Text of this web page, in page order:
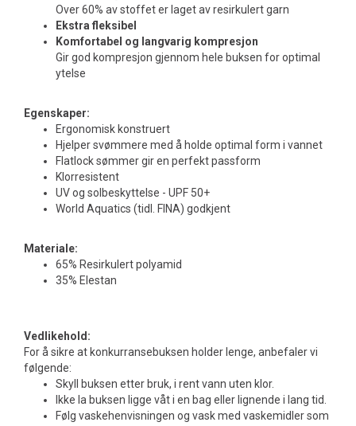
Over 60% av stoffet er laget av resirkulert garn
Ekstra fleksibel
Komfortabel og langvarig kompresjon
Gir god kompresjon gjennom hele buksen for optimal
ytelse
Egenskaper:
Ergonomisk konstruert
Hjelper svømmere med å holde optimal form i vannet
Flatlock sømmer gir en perfekt passform
Klorresistent
UV og solbeskyttelse - UPF 50+
World Aquatics (tidl. FINA) godkjent
Materiale:
65% Resirkulert polyamid
35% Elestan
Vedlikehold:
For å sikre at konkurransebuksen holder lenge, anbefaler vi
følgende:
Skyll buksen etter bruk, i rent vann uten klor.
Ikke la buksen ligge våt i en bag eller lignende i lang tid.
Følg vaskehenvisningen og vask med vaskemidler som